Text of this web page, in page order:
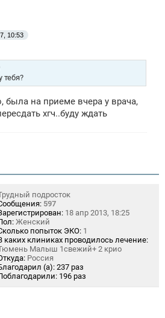
10:53
тебя?
была на приеме вчера у врача,
хгч..буду ждать
подросток
597
18 апр 2013, 18:25
Женский
попыток ЭКО: 1
каких клиниках проводилось лечение:
Малыш 1свежий+ 2 крио
Россия
(а): 237 раз
196 раз